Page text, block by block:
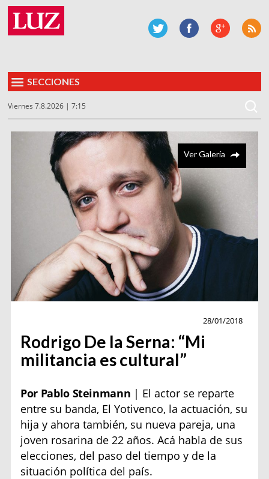
SECCIONES
Viernes 7.8.2026 | 7:15
Ver Galería
28/01/2018
Rodrigo De la Serna: “Mi
militancia es cultural”
Por Pablo Steinmann | El actor se reparte
entre su banda, El Yotivenco, la actuación, su
hija y ahora también, su nueva pareja, una
joven rosarina de 22 años. Acá habla de sus
elecciones, del paso del tiempo y de la
situación política del país.